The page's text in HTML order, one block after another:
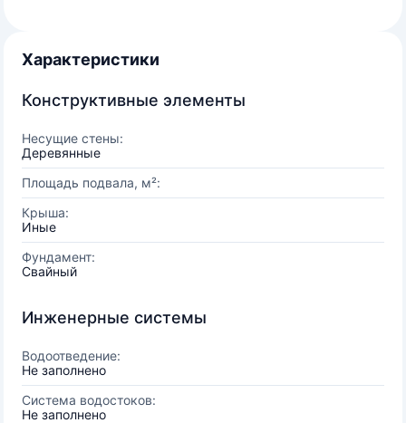
Характеристики
Конструктивные элементы
Несущие стены:
Деревянные
Площадь подвала, м²:
Крыша:
Иные
Фундамент:
Свайный
Инженерные системы
Водоотведение:
Не заполнено
Система водостоков:
Не заполнено